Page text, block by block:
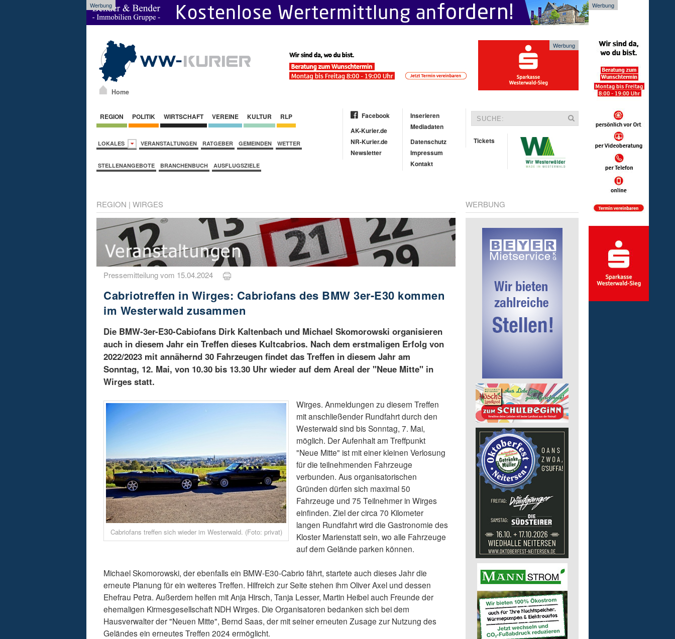
Werbung Werbung
Home
Werbung
REGION POLITIK WIRTSCHAFT VEREINE KULTUR RLP
LOKALES VERANSTALTUNGEN RATGEBER GEMEINDEN WETTER
STELLENANGEBOTE BRANCHENBUCH AUSFLUGSZIELE
Facebook
AK-Kurier.de
NR-Kurier.de
Newsletter
Inserieren
Mediadaten
Datenschutz
Impressum
Kontakt
Tickets
REGION | WIRGES
Pressemitteilung vom 15.04.2024
Cabriotreffen in Wirges: Cabriofans des BMW 3er-E30 kommen
im Westerwald zusammen
Die BMW-3er-E30-Cabiofans Dirk Kaltenbach und Michael Skomorowski organisieren
auch in diesem Jahr ein Treffen dieses Kultcabrios. Nach dem erstmaligen Erfolg von
2022/2023 mit annähernd 30 Fahrzeugen findet das Treffen in diesem Jahr am
Sonntag, 12. Mai, von 10.30 bis 13.30 Uhr wieder auf dem Areal der "Neue Mitte" in
Wirges statt.
Cabriofans treffen sich wieder im Westerwald. (Foto: privat)
Wirges. Anmeldungen zu diesem Treffen
mit anschließender Rundfahrt durch den
Westerwald sind bis Sonntag, 7. Mai,
möglich. Der Aufenhalt am Treffpunkt
"Neue Mitte" ist mit einer kleinen Verlosung
für die teilnehmenden Fahrzeuge
verbunden. Aus organisatorischen
Gründen dürfen sich maximal 50
Fahrzeuge und 75 Teilnehmer in Wirges
einfinden. Ziel der circa 70 Kilometer
langen Rundfahrt wird die Gastronomie des
Kloster Marienstatt sein, wo alle Fahrzeuge
auf dem Gelände parken können.
Michael Skomorowski, der ebenfalls ein BMW-E30-Cabrio fährt, startete auch dieses Jahr die
erneute Planung für ein weiteres Treffen. Hilfreich zur Seite stehen ihm Oliver Axel und dessen
Ehefrau Petra. Außerdem helfen mit Anja Hirsch, Tanja Lesser, Martin Heibel auch Freunde der
ehemaligen Kirmesgesellschaft NDH Wirges. Die Organisatoren bedanken sich bei dem
Hausverwalter der "Neuen Mitte", Bernd Saas, der mit seiner erneuten Zusage zur Nutzung des
Geländes ein erneutes Treffen 2024 ermöglicht.
WERBUNG